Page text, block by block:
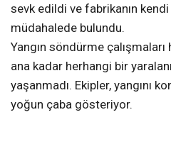
sevk edildi ve fabrikanın
müdahalede bulundu.
Yangın söndürme
ana kadar herhangi bir
yaşanmadı. Ekipler, yangını
yoğun çaba gösteriyor.